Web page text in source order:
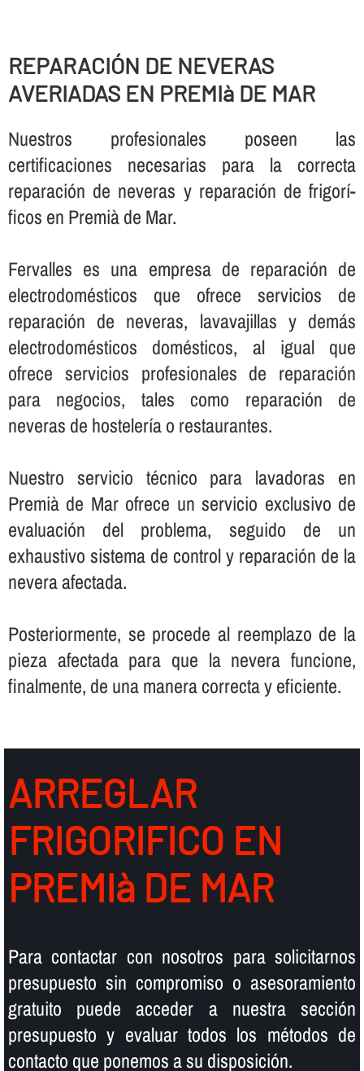
REPARACIÓN DE NEVERAS
AVERIADAS EN PREMIà DE MAR
Nuestros profesionales poseen las
certificaciones necesarias para la correcta
reparación de neveras y reparación de frigorí­
ficos en Premià de Mar.
Fervalles es una empresa de reparación de
electrodomésticos que ofrece servicios de
reparación de neveras, lavavajillas y demás
electrodomésticos domésticos, al igual que
ofrece servicios profesionales de reparación
para negocios, tales como reparación de
neveras de hostelerí­a o restaurantes.
Nuestro servicio técnico para lavadoras en
Premià de Mar ofrece un servicio exclusivo de
evaluación del problema, seguido de un
exhaustivo sistema de control y reparación de la
nevera afectada.
Posteriormente, se procede al reemplazo de la
pieza afectada para que la nevera funcione,
finalmente, de una manera correcta y eficiente.
ARREGLAR
FRIGORIFICO EN
PREMIà DE MAR
Para contactar con nosotros para solicitarnos
presupuesto sin compromiso o asesoramiento
gratuito puede acceder a nuestra sección
presupuesto y evaluar todos los métodos de
contacto que ponemos a su disposición.